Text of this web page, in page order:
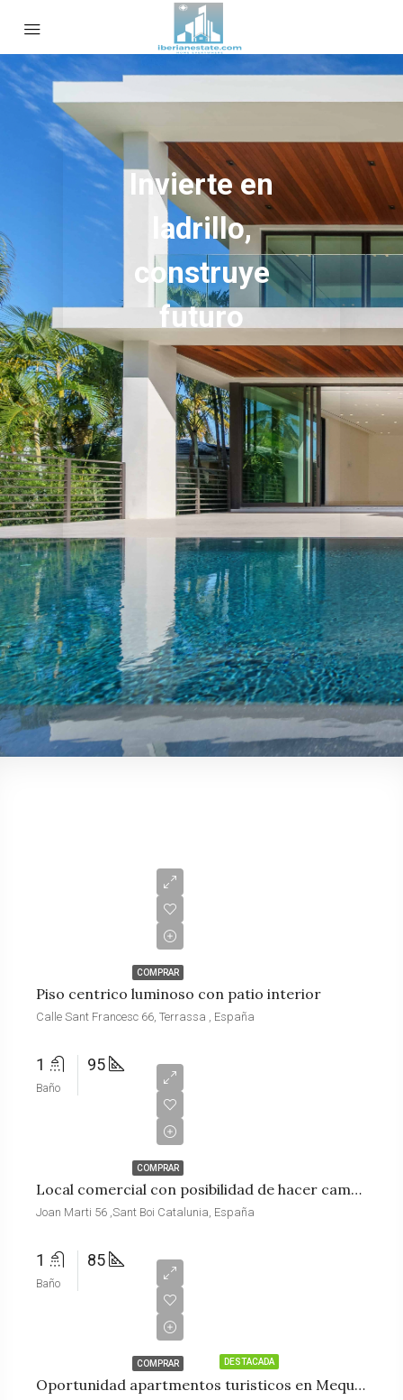
Invierte en
ladrillo,
construye
futuro
COMPRAR
Piso centrico luminoso con patio interior
Calle Sant Francesc 66, Terrassa , España
1
Baño
95
COMPRAR
Local comercial con posibilidad de hacer cambio de uso a vivienda
Joan Marti 56 ,Sant Boi Catalunia, España
1
Baño
85
DESTACADA
COMPRAR
Oportunidad apartmentos turisticos en Mequinenza